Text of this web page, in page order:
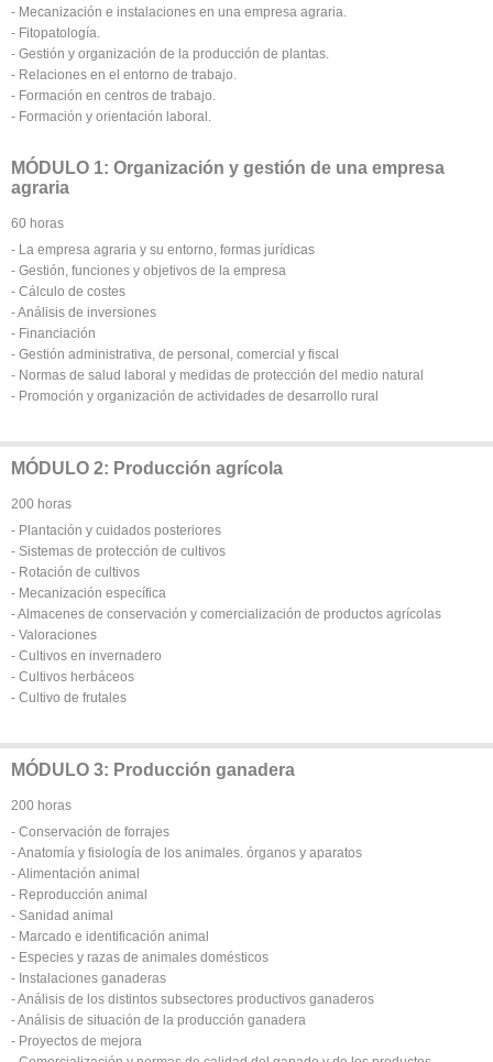
- Mecanización e instalaciones en una empresa agraria.
- Fitopatología.
- Gestión y organización de la producción de plantas.
- Relaciones en el entorno de trabajo.
- Formación en centros de trabajo.
- Formación y orientación laboral.
MÓDULO 1: Organización y gestión de una empresa
agraria
60 horas
- La empresa agraria y su entorno, formas jurídicas
- Gestión, funciones y objetivos de la empresa
- Cálculo de costes
- Análisis de inversiones
- Financiación
- Gestión administrativa, de personal, comercial y fiscal
- Normas de salud laboral y medidas de protección del medio natural
- Promoción y organización de actividades de desarrollo rural
MÓDULO 2: Producción agrícola
200 horas
- Plantación y cuidados posteriores
- Sistemas de protección de cultivos
- Rotación de cultivos
- Mecanización específica
- Almacenes de conservación y comercialización de productos agrícolas
- Valoraciones
- Cultivos en invernadero
- Cultivos herbáceos
- Cultivo de frutales
MÓDULO 3: Producción ganadera
200 horas
- Conservación de forrajes
- Anatomía y fisiología de los animales. órganos y aparatos
- Alimentación animal
- Reproducción animal
- Sanidad animal
- Marcado e identificación animal
- Especies y razas de animales domésticos
- Instalaciones ganaderas
- Análisis de los distintos subsectores productivos ganaderos
- Análisis de situación de la producción ganadera
- Proyectos de mejora